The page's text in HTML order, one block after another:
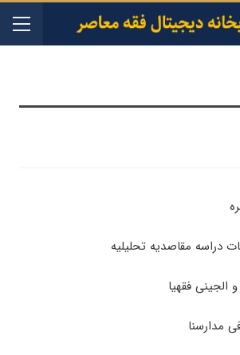
دراسه مقاصديه تحليليه
الجینی‌ فقهیا
مدارسنا